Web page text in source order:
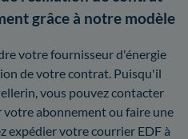
grâce à notre modèle
votre fournisseur d'énergie
de votre contrat. Puisqu'il
vous pouvez contacter
abonnement ou faire une
expédier votre courrier EDF à